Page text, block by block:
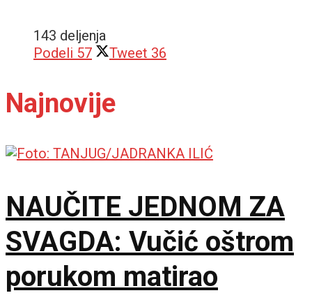
143 deljenja
Podeli 57 Tweet 36
Najnovije
NAUČITE JEDNOM ZA
SVAGDA: Vučić oštrom
porukom matirao